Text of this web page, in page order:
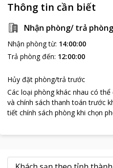
Thông tin cần biết
Nhận phòng/ trả phòng
Nhận phòng từ: 14:00:00
Trả phòng đến: 12:00:00
Hủy đặt phòng/trả trước
Các loại phòng khác nhau có
và chính sách thanh toán trước
tiết chính sách phòng khi chọn